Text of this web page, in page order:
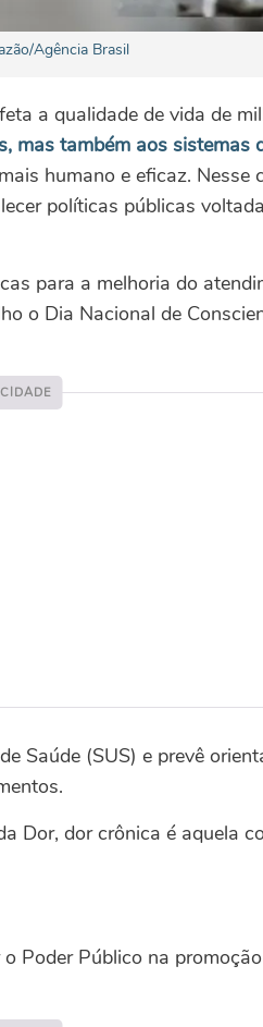
Agência Brasil
a qualidade de vida de
mas também aos sistemas
humano e eficaz. Nesse
políticas públicas
para a melhoria do
o Dia Nacional de
Saúde (SUS) e prevê
Dor, dor crônica é aquela
Poder Público na